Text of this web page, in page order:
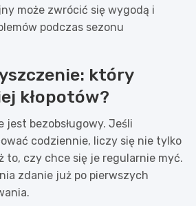
może zwrócić się wygodą i
podczas sezonu
który
kłopotów?
jest bezobsługowy. Jeśli
codziennie, liczy się nie tylko
to, czy chce się je regularnie myć.
zdanie już po pierwszych